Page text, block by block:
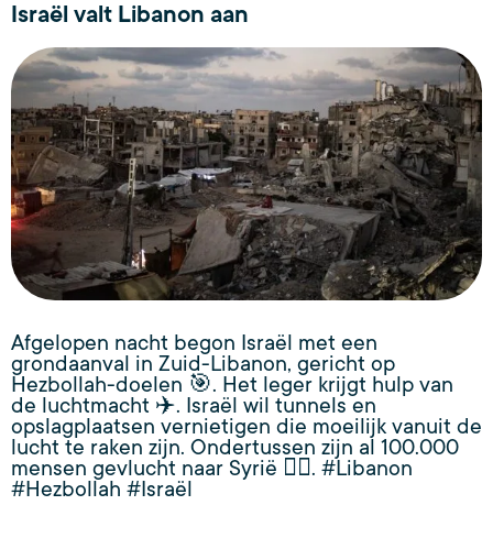
Israël valt Libanon aan
Afgelopen nacht begon Israël met een
grondaanval in Zuid-Libanon, gericht op
Hezbollah-doelen 🎯. Het leger krijgt hulp van
de luchtmacht ✈️. Israël wil tunnels en
opslagplaatsen vernietigen die moeilijk vanuit de
lucht te raken zijn. Ondertussen zijn al 100.000
mensen gevlucht naar Syrië 🏃‍♂️. #Libanon
#Hezbollah #Israël